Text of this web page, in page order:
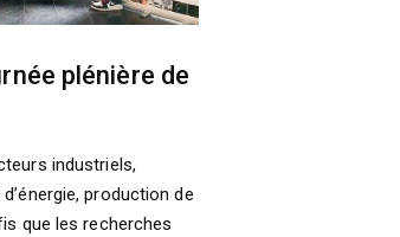
plénière de
industriels,
production de
que les recherches